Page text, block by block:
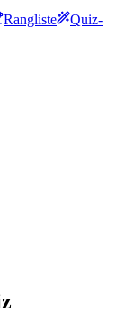
Rangliste
Quiz-